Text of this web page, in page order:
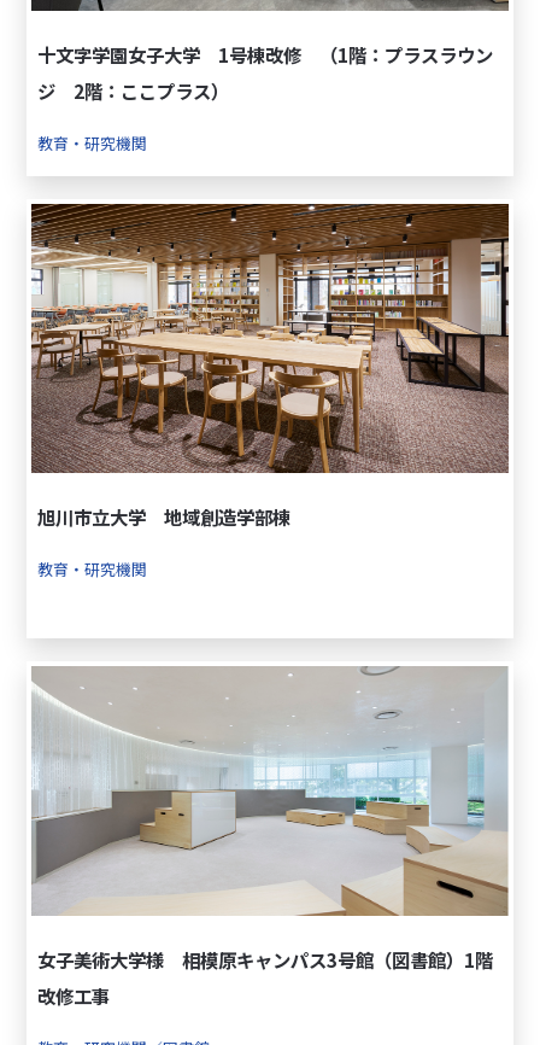
十文字学園女子大学 1号棟改修 （1階：プラスラウン
ジ 2階：ここプラス）
教育・研究機関
旭川市立大学 地域創造学部棟
教育・研究機関
女子美術大学様 相模原キャンパス3号館（図書館）1階
改修工事